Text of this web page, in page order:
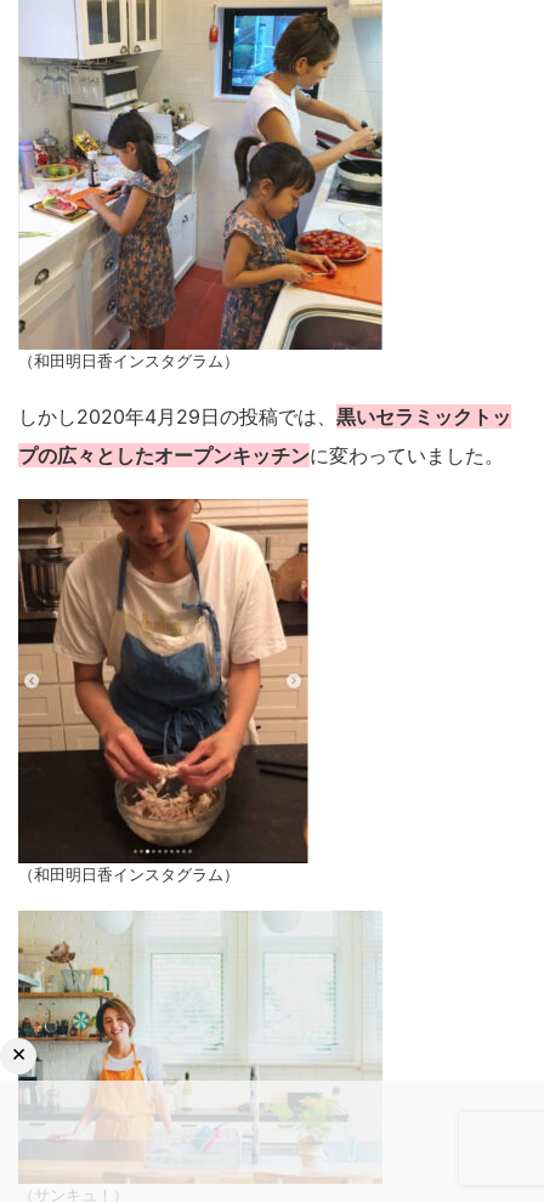
（和田明日香インスタグラム）
しかし2020年4月29日の投稿では、 黒いセラミックトッ
プの広々としたオープンキッチンに変わっていました。
（和田明日香インスタグラム）
（サンキュ！）
×